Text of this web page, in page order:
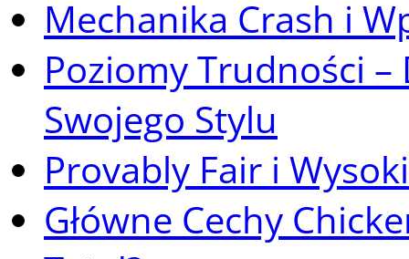
Mechanika Crash i
Poziomy Trudności
Swojego Stylu
Provably Fair i
Główne Cechy